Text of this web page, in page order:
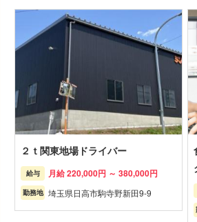
２ｔ関東地場ドライバー
給与 月給 220,000円 ～ 380,000円
勤務地 埼玉県日高市駒寺野新田9-9